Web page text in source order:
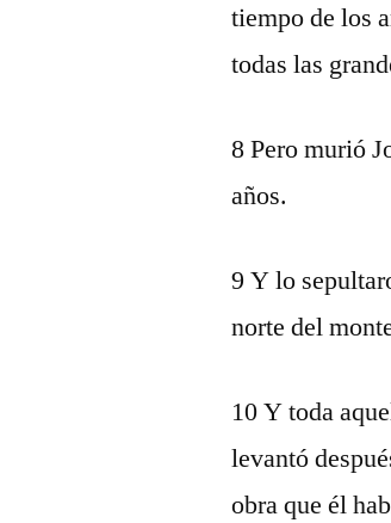
tiempo de los
todas las
8 Pero murió
años.
9 Y lo
norte del
10 Y toda
levantó
obra que él